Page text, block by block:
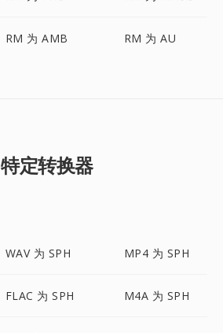
RM 为 AMB RM 为 AU
特定转换器
WAV 为 SPH MP4 为 SPH
FLAC 为 SPH M4A 为 SPH